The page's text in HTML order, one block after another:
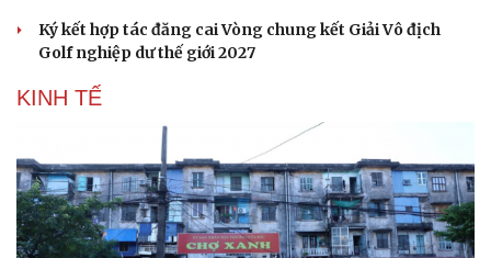
Ký kết hợp tác đăng cai Vòng chung kết Giải Vô địch
Golf nghiệp dư thế giới 2027
KINH TẾ